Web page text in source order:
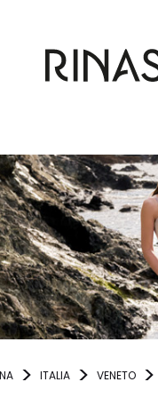
ITALIA VENETO